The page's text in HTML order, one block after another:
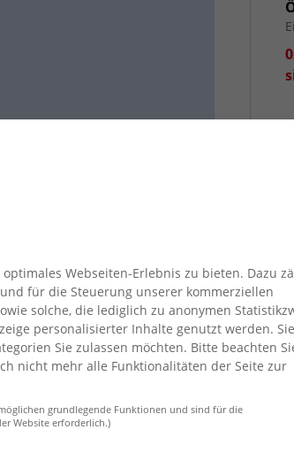
und Jugendliche/junge
Koch- und
verschiedenen Konsolen und
Webseiten-Erlebnis zu bieten. Dazu
für die Steuerung unserer kommerziellen
solche, die lediglich zu anonymen
personalisierter Inhalte genutzt werden. Sie
Sie zulassen möchten. Bitte beachten
nicht mehr alle Funktionalitäten der Seite zur
grundlegende Funktionen und sind für die
Website erforderlich.)